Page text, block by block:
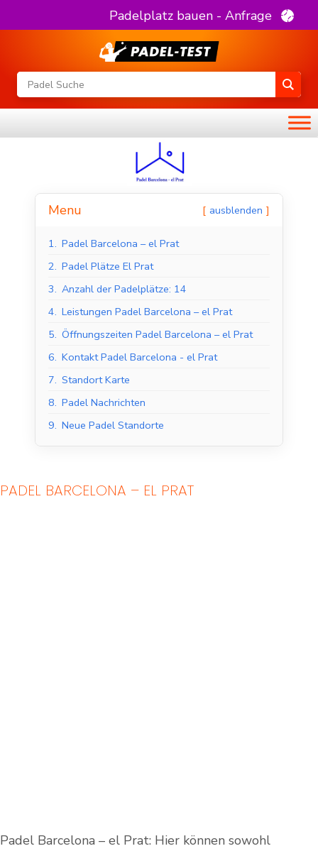
Padelplatz bauen - Anfrage
Menu ausblenden
1. Padel Barcelona – el Prat
2. Padel Plätze El Prat
3. Anzahl der Padelplätze: 14
4. Leistungen Padel Barcelona – el Prat
5. Öffnungszeiten Padel Barcelona – el Prat
6. Kontakt Padel Barcelona - el Prat
7. Standort Karte
8. Padel Nachrichten
9. Neue Padel Standorte
PADEL BARCELONA – EL PRAT
Padel Barcelona – el Prat: Hier können sowohl